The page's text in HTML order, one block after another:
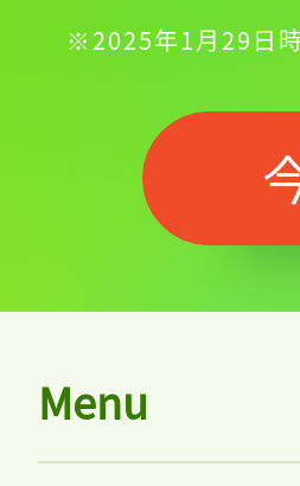
※2025年1月29日時
Menu